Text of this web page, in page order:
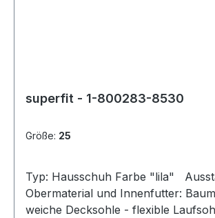
superfit - 1-800283-8530
Größe: 25
Typ: Hausschuh Farbe "lila" Ausstattung: -
Obermaterial und Innenfutter:
weiche Decksohle - flexible